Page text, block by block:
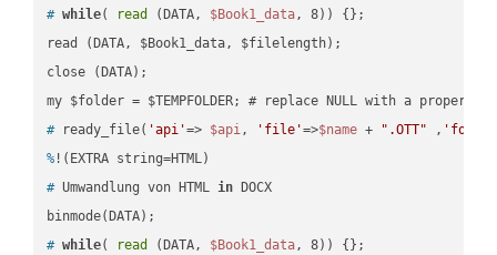
# while( read (DATA, $Book1_data, 8)) {};
read (DATA, $Book1_data, $filelength);
close (DATA);
# ready_file( 'api'=> $api, 'file'=>$name + ".OTT" ,
% !(EXTRA string=HTML)
# Umwandlung von HTML in DOCX
# while( read (DATA, $Book1_data, 8)) {};